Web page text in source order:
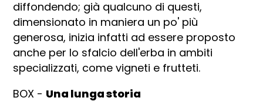
diffondendo; già qualcuno di questi,
dimensionato in maniera un po' più
generosa, inizia infatti ad essere proposto
anche per lo sfalcio dell'erba in ambiti
specializzati, come vigneti e frutteti.
BOX - Una lunga storia